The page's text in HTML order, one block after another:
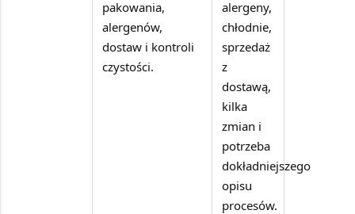
pakowania,
alergenów,
dostaw i kontroli
czystości.
alergeny,
chłodnie,
sprzedaż
z
dostawą,
kilka
zmian i
potrzeba
dokładniejszego
opisu
procesów.